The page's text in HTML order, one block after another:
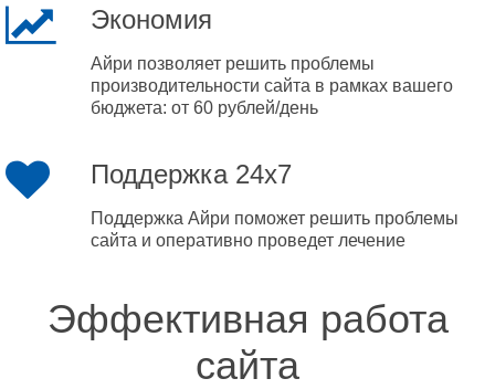
Экономия
Айри позволяет решить проблемы
производительности сайта в рамках вашего
бюджета: от 60 рублей/день
Поддержка 24x7
Поддержка Айри поможет решить проблемы
сайта и оперативно проведет лечение
Эффективная работа
сайта